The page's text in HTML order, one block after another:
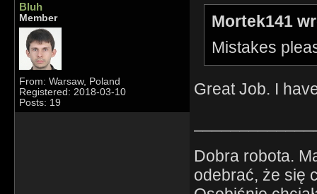
Bluh
Member
From: Warsaw, Poland
Registered: 2018-03-10
Posts: 19
Mortek141
Mistakes
Great Job. I
Dobra robota.
odebrać, że się